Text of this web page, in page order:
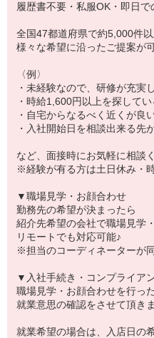
履歴書不要・私服OK・即日
全国47都道府県で約5,000件
様々な希望に沿ったご提案が可
〈例〉
・未経験なので、研修が充実
・時給1,600円以上を探してい
・自宅からなるべく近くが良
・入社開始日を相談出来る先
など、面接時にお気軽に相談
※経験が有る方は土日休み・
▼職場見学・お顔合わせ
勤務先の希望が決まったら
紹介先希望の会社で職場見学
リモートでも対応可能♪
※担当のコーディネーターが
▼入社手続き・コンプライア
職場見学・お顔合わせを行っ
就業意思の確認をさせて頂きま
就業希望の場合は、入店日の